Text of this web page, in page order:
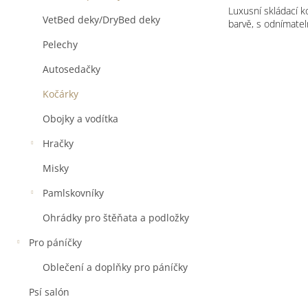
VetBed deky/DryBed deky
Pelechy
Autosedačky
Kočárky
Obojky a vodítka
Hračky
Misky
Pamlskovníky
Ohrádky pro štěňata a podložky
Pro páníčky
Oblečení a doplňky pro páníčky
Psí salón
Luxusní skládací
barvě, s